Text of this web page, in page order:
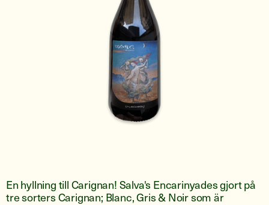
En hyllning till Carignan! Salva's Encarinyades gjort på
tre sorters Carignan; Blanc, Gris & Noir som är